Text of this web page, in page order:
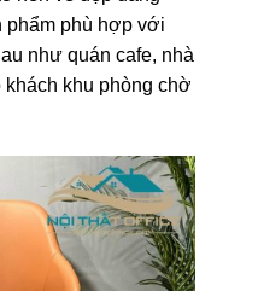
phẩm phù hợp với
như quán cafe, nhà
khách khu phòng chờ